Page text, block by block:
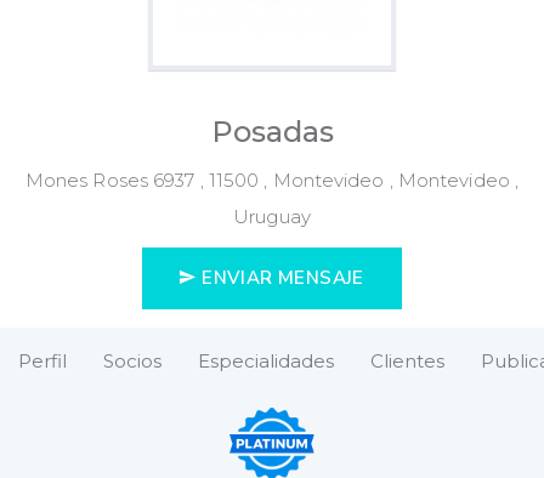
Posadas
Mones Roses 6937 , 11500 , Montevideo , Montevideo ,
Uruguay
ENVIAR MENSAJE
Perfil Socios Especialidades Clientes